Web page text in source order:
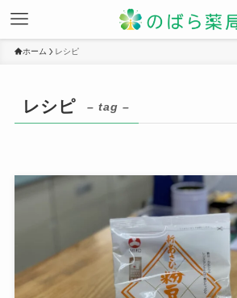
ホーム レシピ
レシピ – tag –